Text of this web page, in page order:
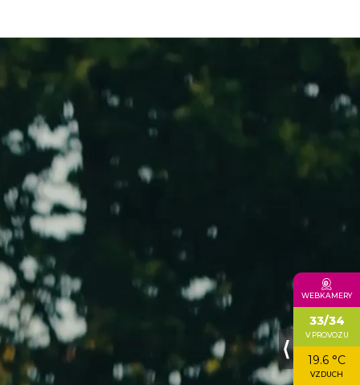
⟨
WEBKAMERY
33/34
V PROVOZU
19.6 °C
VZDUCH